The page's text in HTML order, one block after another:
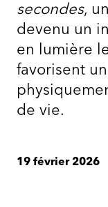
secondes,
devenu un
en lumière
favorisent
de vie.
19 février 2026